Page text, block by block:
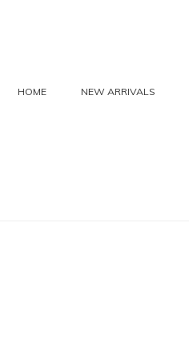
HOME NEW ARRIVALS